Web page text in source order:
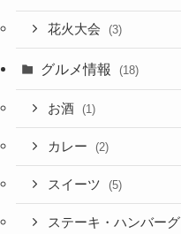
花火大会 (3)
グルメ情報 (18)
お酒 (1)
カレー (2)
スイーツ (5)
ステーキ・ハンバーグ